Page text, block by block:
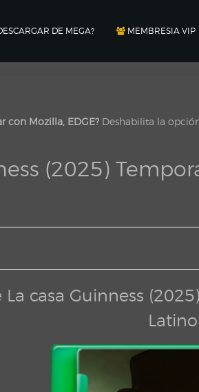
DE MEGA? MEMBRESIA VIP
con Mozilla, EDGE? Deshabilita la
(2025)
casa Guinness
Latino